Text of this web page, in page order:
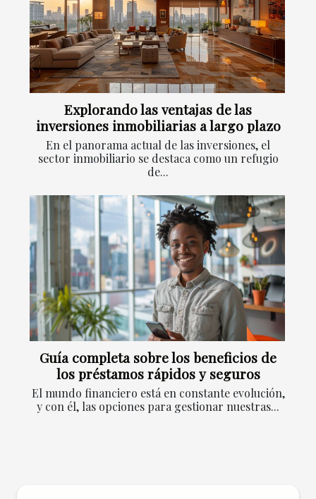
Explorando las ventajas de las
inversiones inmobiliarias a largo plazo
En el panorama actual de las inversiones, el
sector inmobiliario se destaca como un refugio
de...
Guía completa sobre los beneficios de
los préstamos rápidos y seguros
El mundo financiero está en constante evolución,
y con él, las opciones para gestionar nuestras...